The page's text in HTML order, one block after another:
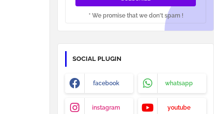
* We promise that we don't spam !
SOCIAL PLUGIN
facebook whatsapp
instagram youtube